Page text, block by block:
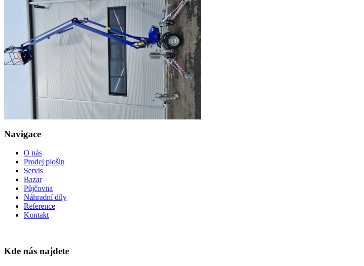
Navigace
O nás
Prodej plošin
Servis
Bazar
Půjčovna
Náhradní díly
Reference
Kontakt
Kde nás najdete